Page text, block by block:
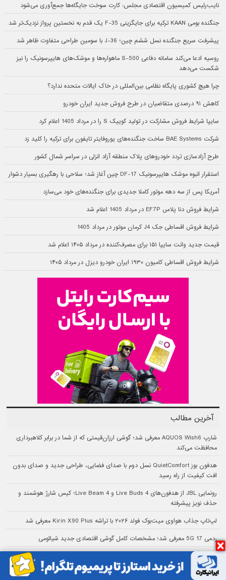
نایب‌رئیس کمیسیون اقتصادی مجلس: کارت سوخت جایگاه‌ها جمع‌آوری می‌شود
جنگنده بومی KAAN ترکیه برای جایگزینی F-35 یک قدم به نخستین پرواز نزدیک‌تر شد
پیشرفت سریع جنگنده نسل ششم چین؛ J-36 با سومین طراحی متفاوت ظاهر شد
روسیه ادعا می‌کند سامانه دفاعی S-500 ماهواره‌ها و موشک‌های هایپرسونیک را نیز
شکست می‌دهد
چرا هیچ کشوری پایگاه نظامی بین‌المللی در خاک ایالات متحده ندارد؟
کاهش ۹۱ درصدی متقاضیان در طرح فروش جدید ایران خودرو
سایپا شرایط فروش مشارکت در تولید کوییک S را در مرداد 1405 اعلام کرد
شرکت BAE Systems ساخت جنگنده‌های یوروفایتر تایفون برای ترکیه را کلید زد
طرح آزادسازی تردد خودروهای پلاک منطقه آزاد انزلی در سراسر شمال کشور
استقرار انبوه موشک هایپرسونیک DF-17 چین آغاز شد؛ سلاحی با رهگیری بسیار دشوار
آمریکا پس از سه دهه موتور کاملا جدیدی برای جنگنده‌های خود می‌سازد
شرایط فروش دنا پلاس EF7P در مرداد 1405 اعلام شد
شرایط فروش اقساطی جک J4 کرمان موتور در مرداد 1405
قیمت جدید وانت سایپا ۱۵۱ برای مصرف‌کننده در مرداد ۱۴۰۵ اعلام شد
شرایط فروش اقساطی کامیون ۱۹۳۰ ایران خودرو دیزل در مرداد ۱۴۰۵
آخرین مطالب
شارپ AQUOS Wish6 معرفی شد؛ گوشی ارزان‌قیمتی که از شما در برابر کلاهبرداری
محافظت می‌کند
هدفون بوز QuietComfort نسل دوم با صدای فضایی، طراحی جدید و صدای بدون
افت کیفیت از راه رسید
رونمایی JBL از هدفون‌های Live Buds 4 و Live Beam 4؛ کیس شارژ هوشمند و
حذف نویز پیشرفته
لپ‌تاپ جذاب هواوی میت‌بوک فولد ۲۰۲۶ با تراشه Kirin X90 Plus معرفی شد
ردمی 17 5G معرفی شد؛ مشخصات کامل گوشی اقتصادی جدید شیائومی
گوشی شیائومی ردمی نوت ۱۷ با بزرگ‌ترین باتری ردمی و نمایشگر AMOLED معرفی شد
خداحافظی با سودهای میلیونی در بازار خودرو؛ رانا، تارا و دنا به قیمت کارخانه رسیدند